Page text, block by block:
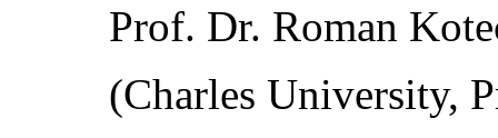
Prof. Dr. Roman
(Charles University,